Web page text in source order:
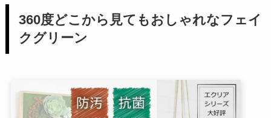
360度どこから見てもおしゃれなフェイ
クグリーン